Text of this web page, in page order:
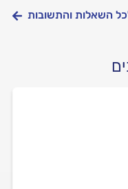
השאלות והתשובות